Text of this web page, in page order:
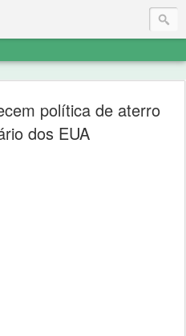
política de aterro
dos EUA